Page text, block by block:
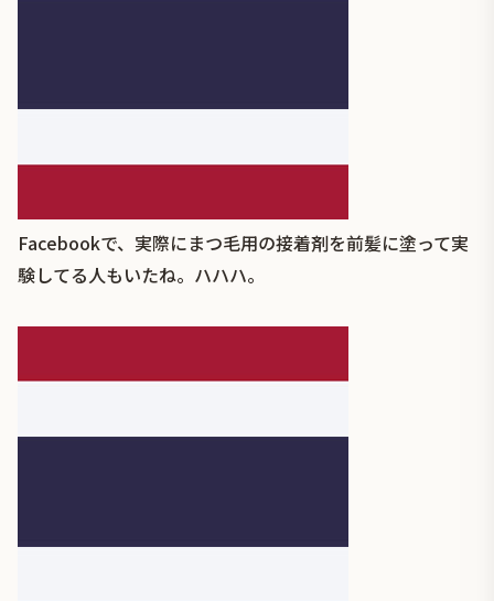
Facebookで、実際にまつ毛用の接着剤を前髪に塗って実
験してる人もいたね。ハハハ。